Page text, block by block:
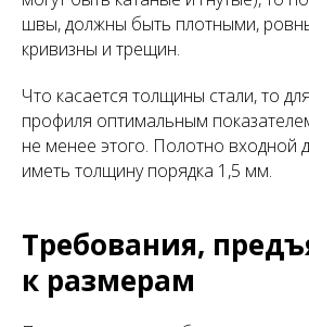
швы, должны быть плотными,
кривизны и трещин.
Что касается толщины стали, то
профиля оптимальным
не менее этого. Полотно входной
иметь толщину порядка 1,5 мм.
Требования,
к размерам